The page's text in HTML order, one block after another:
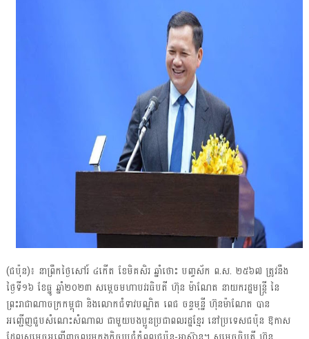
(ជប៉ុន)៖ នាព្រឹកថ្ងៃសៅរ៍ ៤កើត ខែមិគសិរ ឆ្នាំថោះ បញ្ចស័ក ព.ស. ២៥៦៧ ត្រូវនឹង
ថ្ងៃទី១៦ ខែធ្នូ ឆ្នាំ២០២៣ សម្តេចមហាបវរធិបតី ហ៊ុន ម៉ាណែត នាយករដ្ឋមន្រ្តី នៃ
ព្រះរាជាណាចក្រកម្ពុជា និងលោកជំទាវបណ្ឌិត ពេជ ចន្ទមុន្នី ហ៊ុនម៉ាណែត បាន
អញ្ជើញជួបសំណេះសំណាល ជាមួយបងប្អូនប្រជាពលរដ្ឋខ្មែរ នៅប្រទេសជប៉ុន ឱកាស